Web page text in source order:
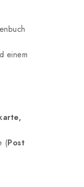
einem
(Post